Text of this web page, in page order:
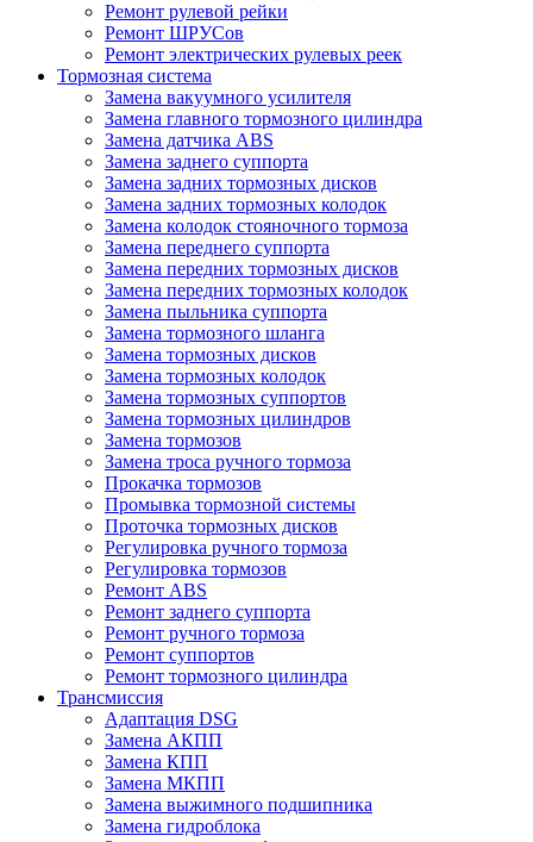
Ремонт рулевой рейки
Ремонт ШРУСов
Ремонт электрических рулевых реек
Тормозная система
Замена вакуумного усилителя
Замена главного тормозного цилиндра
Замена датчика ABS
Замена заднего суппорта
Замена задних тормозных дисков
Замена задних тормозных колодок
Замена колодок стояночного тормоза
Замена переднего суппорта
Замена передних тормозных дисков
Замена передних тормозных колодок
Замена пыльника суппорта
Замена тормозного шланга
Замена тормозных дисков
Замена тормозных колодок
Замена тормозных суппортов
Замена тормозных цилиндров
Замена тормозов
Замена троса ручного тормоза
Прокачка тормозов
Промывка тормозной системы
Проточка тормозных дисков
Регулировка ручного тормоза
Регулировка тормозов
Ремонт ABS
Ремонт заднего суппорта
Ремонт ручного тормоза
Ремонт суппортов
Ремонт тормозного цилиндра
Трансмиссия
Адаптация DSG
Замена АКПП
Замена КПП
Замена МКПП
Замена выжимного подшипника
Замена гидроблока